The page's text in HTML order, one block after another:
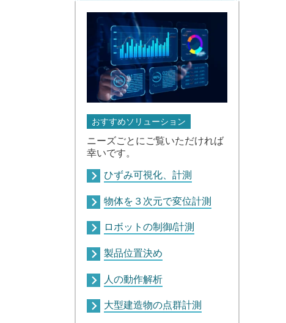
おすすめソリューション
ニーズごとにご覧いただければ
幸いです。
ひずみ可視化、計測
物体を３次元で変位計測
ロボットの制御/計測
製品位置決め
人の動作解析
大型建造物の点群計測